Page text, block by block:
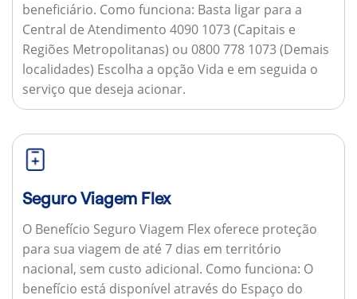
beneficiário. Como funciona: Basta ligar para a
Central de Atendimento 4090 1073 (Capitais e
Regiões Metropolitanas) ou 0800 778 1073 (Demais
localidades) Escolha a opção Vida e em seguida o
serviço que deseja acionar.
Seguro Viagem Flex
O Benefício Seguro Viagem Flex oferece proteção
para sua viagem de até 7 dias em território
nacional, sem custo adicional. Como funciona: O
benefício está disponível através do Espaço do